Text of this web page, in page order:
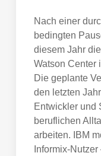
Nach einer
bedingten
diesem Jahr
Watson Center
Die geplante
den letzten
Entwickler und
beruflichen
arbeiten. IBM
Informix-